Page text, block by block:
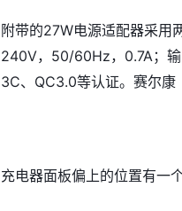
附带的27W电源适配器采用
240V，50/60Hz，0.7A；
3C、QC3.0等认证。赛尔康
充电器面板偏上的位置有一